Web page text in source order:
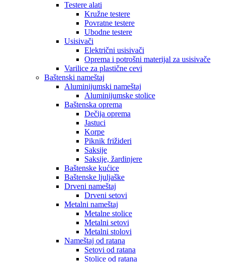
Testere alati
Kružne testere
Povratne testere
Ubodne testere
Usisivači
Električni usisivači
Oprema i potrošni materijal za usisivače
Varilice za plastične cevi
Baštenski nameštaj
Aluminijumski nameštaj
Aluminijumske stolice
Baštenska oprema
Dečija oprema
Jastuci
Korpe
Piknik frižideri
Saksije
Saksije, žardinjere
Baštenske kućice
Baštenske ljuljaške
Drveni nameštaj
Drveni setovi
Metalni nameštaj
Metalne stolice
Metalni setovi
Metalni stolovi
Nameštaj od ratana
Setovi od ratana
Stolice od ratana